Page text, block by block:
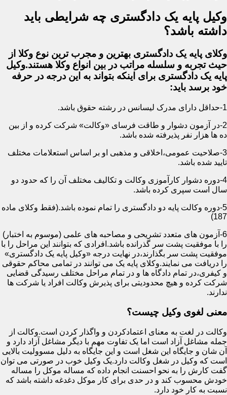
وکیل پایه یک دادگستری چه شرایطی باید
داشته باشد؟
وکلای پایه یک دادگستری بهترین و مجرب ترین نوع وکلا از
حیث تجربه و سلسله مراتب در بین انواع وکلا هستند.وکیل
پایه یک دادگستری برای اینکه بتواند به این درجه در حرفه
خود برسد باید:
1-حداقل دارای مدرک لیسانس در رشته حقوق باشد.
2-در آزمون دشوار و طاقت فرسای «وکالت» شرکت کرده و از بین
ده ها هزار نفر پذیرفته شده باشد.
3-صلاحیت عمومی،اخلاقی و مذهبی او بر اساس استعلامات مختلف
تایید شده باشد.
4-دوره دشوار کارآموزی وکالت و تکالیف مختلف آن را که حدود دو
سال است سپری کرده باشد.
5-دوره وکالت پایه دو دادگستری را تمام نموده باشد.(فقط وکلای ماده
187)
6-آزمون های متعدد تشریحی و مصاحبه های علمی (موسوم به اختبار)
را با موفقیت پشت سر گذرانده باشد.افرادی که بتوانند این مراحل را با
موفقیت پشت سر بگذارند،در نهایت درجه «وکیل پایه یک دادگستری»
را دریافت می نمایند.وکلای پایه یک می توانند در تمامی محاکم حقوقی
و کیفری،در تمام دادگاه ها و در تمام مراحل مختلف رسیدگی قضایی
شرکت کرده و هیچ محدودیتی برای پذیرش وکالت افراد یا شرکت ها
ندارند.
معنی لغوی وکیل چیست؟
وکالت در لغت به معنای اعتمادکردن و واگذار کردن است.وکالت از
جمله مشاغل آزاد است اما یک تفاوت مهم با دیگر مشاغل آزاد دارد و
آن شان و جایگاه این شغل است و این جایگاه به دلیل مسوولیت بالایی
است که وکیل در شغل وکالت دارد.یک وکیل خوب در صورتی می توان
گفت کارش را به نحو احسنت انجام داده که مساله موکل را مساله
خودش محسوب کند و در حدی برای کار موکل دغدغه داشته باشد که
نسبت به کار خود دارد.